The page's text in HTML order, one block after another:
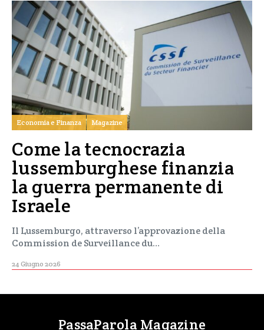
Economia e Finanza Magazine
Come la tecnocrazia
lussemburghese finanzia
la guerra permanente di
Israele
Il Lussemburgo, attraverso l’approvazione della
Commission de Surveillance du…
24 Giugno 2026
PassaParola Magazine